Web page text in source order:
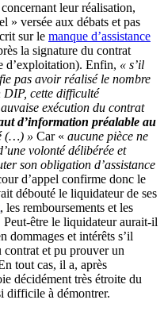
leur réalisation,
» versée aux débats et pas
sur le manque d’assistance
la signature du contrat
d’exploitation). Enfin, « s’il
pas avoir réalisé le nombre
DIP, cette difficulté
exécution du contrat
d’information préalable au
(…) » Car « aucune pièce ne
volonté délibérée et
son obligation d’assistance
d’appel confirme donc le
débouté le liquidateur de ses
, les remboursements et les
Peut-être le liquidateur aurait-il
dommages et intérêts s’il
et pu prouver un
tout cas, il a, après
décidément très étroite du
difficile à démontrer.